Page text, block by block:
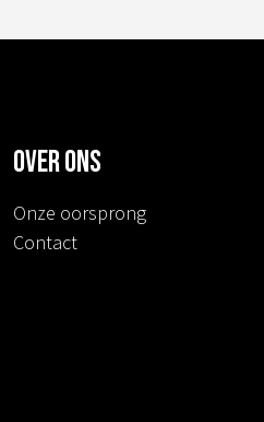
Over ons
Onze oorsprong
Contact